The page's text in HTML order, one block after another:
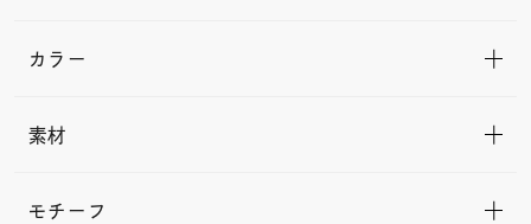
カラー
素材
モチーフ